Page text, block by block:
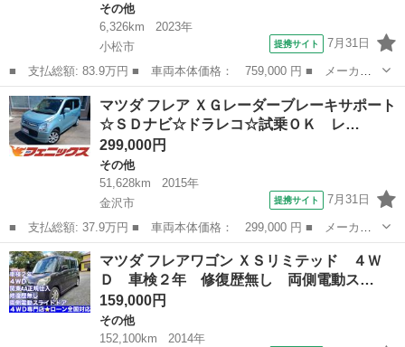
その他
6,326km
2023年
小松市
提携サイト 7月31日
■ 支払総額: 83.9万円 ■ 車両本体価格： 759,000 円 ■ メーカー
名： マツダ ■ 車種名： キャロル ■ グレード名： ＧＬ☆衝突
被害軽減ブレーキ☆ デュアルカメラブレーキサポート☆前後誤発進
抑制☆車線逸...
石川 小松市 その他
マツダ フレア ＸＧレーダーブレーキサポート
☆ＳＤナビ☆ドラレコ☆試乗ＯＫ レ…
299,000円
その他
51,628km
2015年
金沢市
提携サイト 7月31日
■ 支払総額: 37.9万円 ■ 車両本体価格： 299,000 円 ■ メーカー
名： マツダ ■ 車種名： フレア ■ グレード名： ＸＧレーダー
ブレーキサポート☆ＳＤナビ☆ドラレコ☆試乗ＯＫ レーダーブレー
キサポート☆...
石川 金沢市 その他
マツダ フレアワゴン ＸＳリミテッド ４Ｗ
Ｄ 車検２年 修復歴無し 両側電動ス…
159,000円
その他
152,100km
2014年